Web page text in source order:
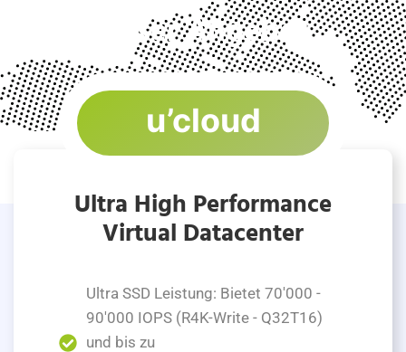
Unser Angebot
u’cloud
Ultra High Performance
Virtual Datacenter
Ultra SSD Leistung: Bietet 70'000 -
90'000 IOPS (R4K-Write - Q32T16)
und bis zu